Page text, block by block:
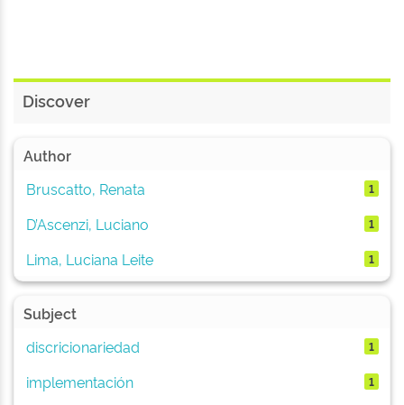
Discover
Author
Bruscatto, Renata
1
D’Ascenzi, Luciano 1
Lima, Luciana Leite 1
Subject
discricionariedad
1
implementación 1